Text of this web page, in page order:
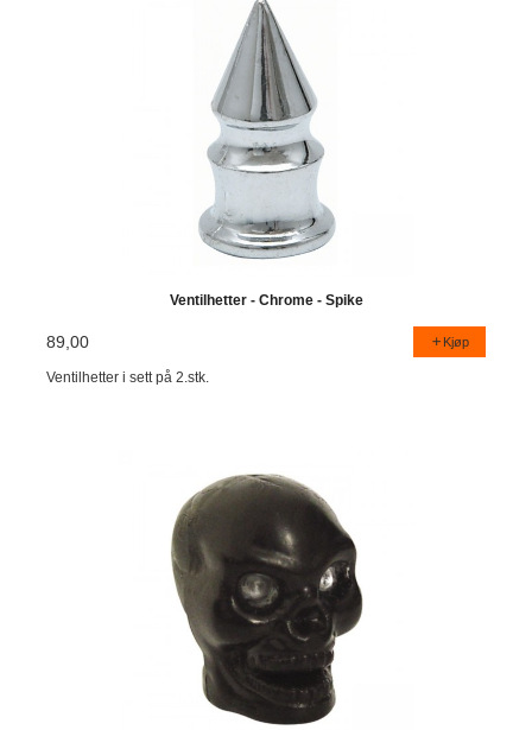
Ventilhetter - Chrome - Spike
89,00 Kjøp
Ventilhetter i sett på 2.stk.